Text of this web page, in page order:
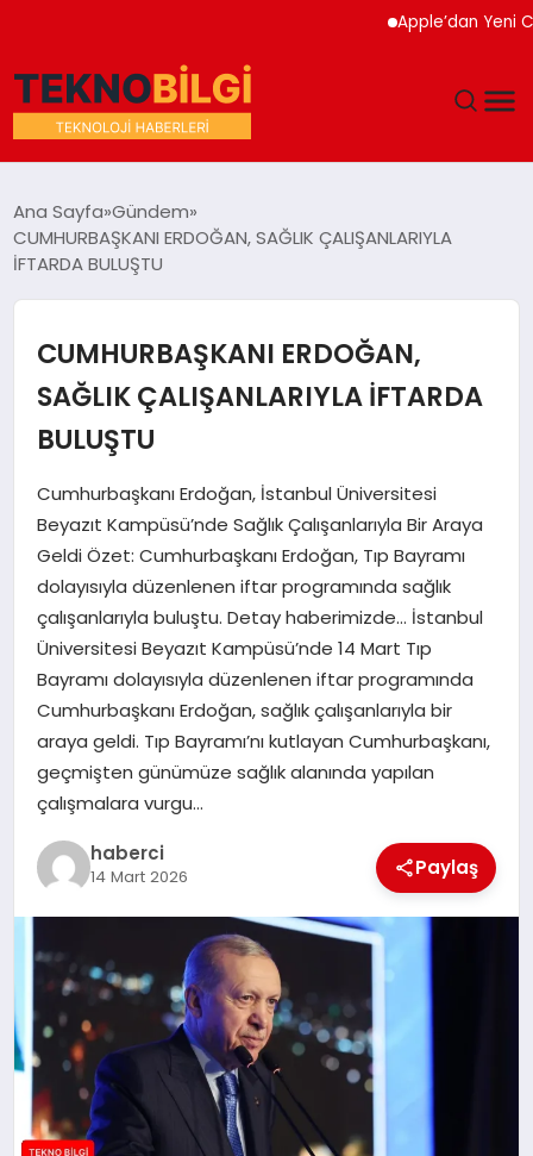
Apple’dan Yeni
DÜNYA
EKONOMI
MAGAZIN
SAĞLIK
SIYASET
SPOR
TEKNOLOJI
YAŞAM
Ana Sayfa Gündem
CUMHURBAŞKANI ERDOĞAN, SAĞLIK ÇALIŞANLARIYLA
İFTARDA BULUŞTU
CUMHURBAŞKANI ERDOĞAN,
SAĞLIK ÇALIŞANLARIYLA İFTARDA
BULUŞTU
Cumhurbaşkanı Erdoğan, İstanbul Üniversitesi
Beyazıt Kampüsü’nde Sağlık Çalışanlarıyla Bir Araya
Geldi Özet: Cumhurbaşkanı Erdoğan, Tıp Bayramı
dolayısıyla düzenlenen iftar programında sağlık
çalışanlarıyla buluştu. Detay haberimizde… İstanbul
Üniversitesi Beyazıt Kampüsü’nde 14 Mart Tıp
Bayramı dolayısıyla düzenlenen iftar programında
Cumhurbaşkanı Erdoğan, sağlık çalışanlarıyla bir
araya geldi. Tıp Bayramı’nı kutlayan Cumhurbaşkanı,
geçmişten günümüze sağlık alanında yapılan
çalışmalara vurgu…
haberci
14 Mart 2026 Paylaş